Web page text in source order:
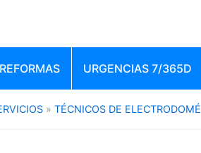
URGENCIAS 7/365D
TÉCNICOS DE